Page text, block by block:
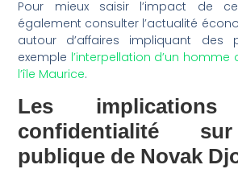
Pour mieux saisir l’impact de
également consulter l’actualité
autour d’affaires impliquant des
exemple l’interpellation d’un homme
l’île Maurice.
Les
confidentialité
publique de Novak